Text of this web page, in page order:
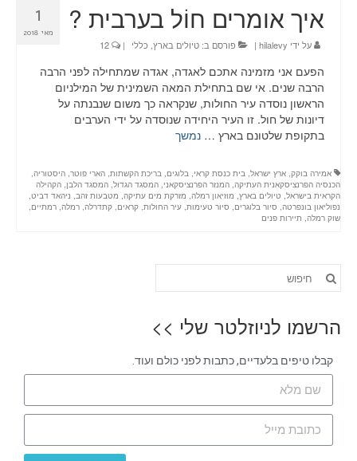
1
מאי 2018 איך אומרים חוֹל בערבית ?
על ידי hilalevy
| פורסם ב: טיולים בארץ כללי |
הפעם אני מזמינה אתכם לאגדה, אגדה שמתחילה לפני הרבה
הרבה שנים. אי שם בתחילת המאה השמינית של המילניום
הראשון נוסדה עיר החולות, שנקראה כך משום שנבנתה על
דיונות של חול. זו העיר היחידה שנוסדה על ידי הערבים
בתקופת שלטונם בארץ … נמשך
אמירה בוקק, ארץ ישראל, בית כנסת קראי, בלוגים, בריכת הקשתות, הארי פוטר, היסטוריה,
הכנסיה הפרנציסקאנית העתיקה, המנזר הפרנציסקאני, המסגד הגדול, המסגד הלבן, הקהילה
הקראית בישראל, טיולים בארץ, מוזיאון רמלה, מזרקת מים עתיקה, מטבעות זהב, ניהאד דביט,
נפוליאון בונפרטה, סיור בלוגרים, סיור טעימות, עיר החולות, קראים, קתדרלה, רמלה, רמתיים,
שוק רמלה, תיירות פנים
הרשמו לניוזלטר שלי >>
קבלו טיפים בלעדיים, כתבות לפני כולם ועוד.